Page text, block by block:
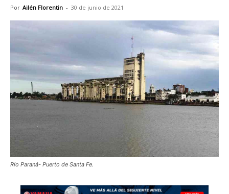
Por Ailén Florentin - 30 de junio de 2021
Río Paraná- Puerto de Santa Fe.